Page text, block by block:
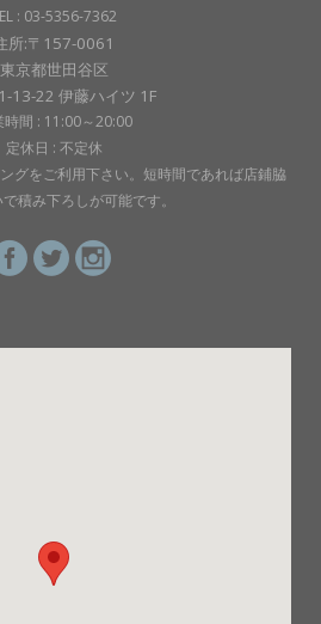
: 03-5356-7362
所:〒157-0061
東京都世田谷区
13-22 伊藤ハイツ 1F
時間 : 11:00～20:00
定休日 : 不定休
グをご利用下さい。短時間であれば店鋪脇
積み下ろしが可能です。